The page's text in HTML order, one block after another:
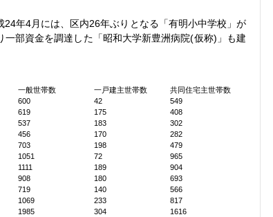
年4月には、区内26年ぶりとなる「有明小中学校」が
部資金を調達した「昭和大学新豊洲病院(仮称)」も建
一般世帯数 一戸建主世帯数
共同住宅主世帯数
600 42
549
619 175
408
537 183
302
456 170
282
703 198
479
1051 72
965
1111 189
904
908 180
693
719 140
566
1069 233
817
1985 304
1616